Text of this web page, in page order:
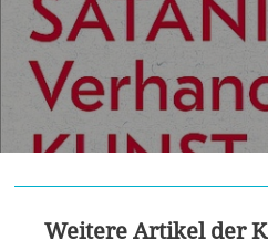
Weitere Artikel der